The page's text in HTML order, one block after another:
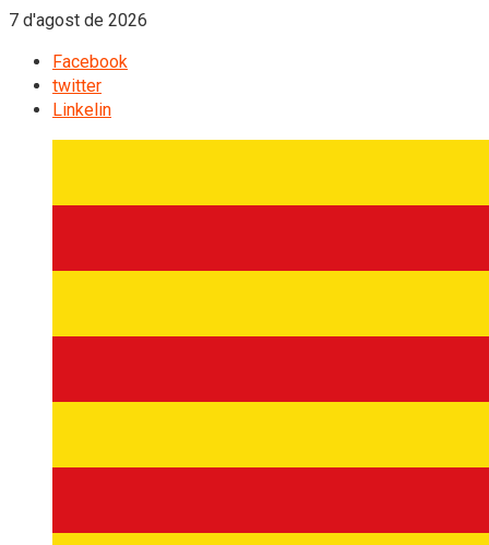
7 d'agost de 2026
Facebook
twitter
Linkelin